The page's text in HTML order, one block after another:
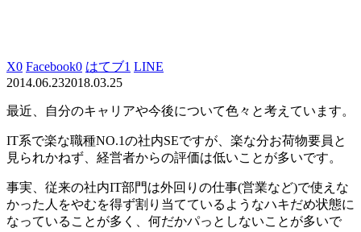
X0 Facebook0 はてブ1 LINE
2014.06.232018.03.25
最近、自分のキャリアや今後について色々と考えています。
IT系で楽な職種NO.1の社内SEですが、楽な分お荷物要員と
見られかねず、経営者からの評価は低いことが多いです。
事実、従来の社内IT部門は外回りの仕事(営業など)で使えな
かった人をやむを得ず割り当てているようなハキだめ状態に
なっていることが多く、何だかパっとしないことが多いで